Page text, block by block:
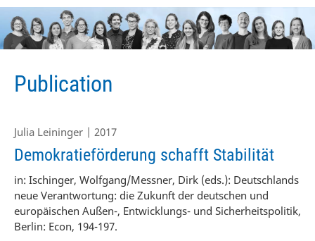
Publication
Julia Leininger | 2017
Demokratieförderung schafft Stabilität
in: Ischinger, Wolfgang/Messner, Dirk (eds.): Deutschlands
neue Verantwortung: die Zukunft der deutschen und
europäischen Außen-, Entwicklungs- und Sicherheitspolitik,
Berlin: Econ, 194-197.